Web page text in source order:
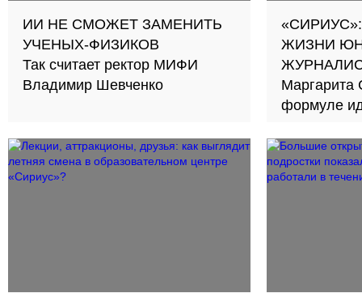
ИИ НЕ СМОЖЕТ ЗАМЕНИТЬ
УЧЕНЫХ-ФИЗИКОВ
Так считает ректор МИФИ
Владимир Шевченко
ЖИЗНИ
Маргарита
формуле